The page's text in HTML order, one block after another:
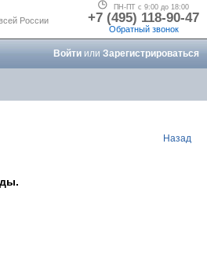
России
ПН-ПТ с 9:00 до 18:00
+7 (495) 118-90-47
Обратный звонок
Войти или Зарегистрироваться
Назад